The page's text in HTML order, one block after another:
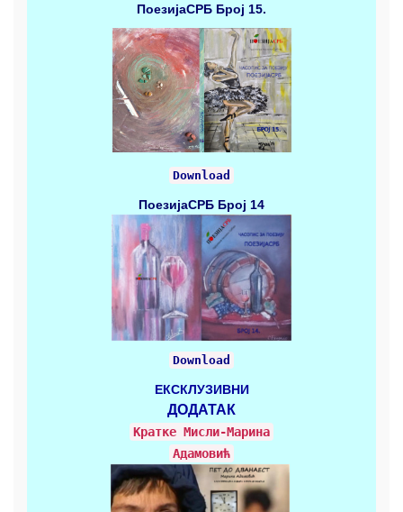
ПоезијаСРБ Број 15.
Download
ПоезијаСРБ Број 14
Download
ЕКСКЛУЗИВНИ
ДОДАТАК
Кратке Mисли-Марина
Адамовић